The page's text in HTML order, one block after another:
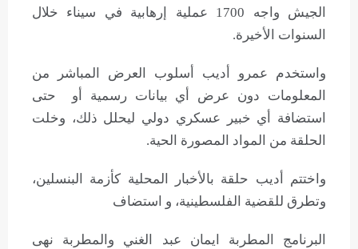
الجيش واجه 1700 عملية إرهابية في سيناء خلال
السنوات الأخيرة.
واستخدم عمرو أديب أسلوب العرض المباشر من
المعلومات دون عرض أي بيانات رسمية أو حتى
استضافة أي خبير عسكري دولي ليحلل ذلك، وخلت
الحلقة من المواد المصورة الحية.
واختتم أديب حلقة بالأخبار المحلية كأزمة البنسلين،
وتطرق للقضية الفلسطينية، و استضاف
البرنامج المطربة ايمان عبد الغني والمطربة نهى